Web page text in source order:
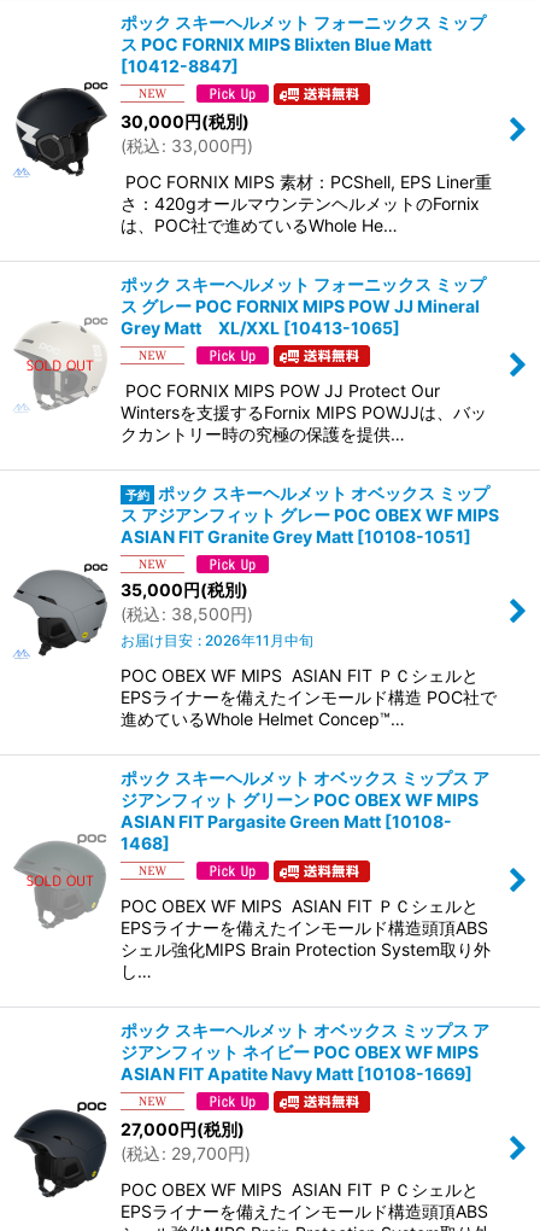
ポック スキーヘルメット フォーニックス ミップ
ス POC FORNIX MIPS Blixten Blue Matt
[10412-8847]
30,000円(税別)
(税込: 33,000円)
POC FORNIX MIPS 素材：PCShell, EPS Liner重
さ：420gオールマウンテンヘルメットのFornix
は、POC社で進めているWhole He…
ポック スキーヘルメット フォーニックス ミップ
ス グレー POC FORNIX MIPS POW JJ Mineral
Grey Matt XL/XXL [10413-1065]
POC FORNIX MIPS POW JJ Protect Our
Wintersを支援するFornix MIPS POWJJは、バッ
クカントリー時の究極の保護を提供…
ポック スキーヘルメット オベックス ミップ
ス アジアンフィット グレー POC OBEX WF MIPS
ASIAN FIT Granite Grey Matt [10108-1051]
35,000円(税別)
(税込: 38,500円)
お届け目安 : 2026年11月中旬
POC OBEX WF MIPS ASIAN FIT ＰＣシェルと
EPSライナーを備えたインモールド構造 POC社で
進めているWhole Helmet Concep™…
ポック スキーヘルメット オベックス ミップス ア
ジアンフィット グリーン POC OBEX WF MIPS
ASIAN FIT Pargasite Green Matt [10108-
1468]
POC OBEX WF MIPS ASIAN FIT ＰＣシェルと
EPSライナーを備えたインモールド構造頭頂ABS
シェル強化MIPS Brain Protection System取り外
し…
ポック スキーヘルメット オベックス ミップス ア
ジアンフィット ネイビー POC OBEX WF MIPS
ASIAN FIT Apatite Navy Matt [10108-1669]
27,000円(税別)
(税込: 29,700円)
POC OBEX WF MIPS ASIAN FIT ＰＣシェルと
EPSライナーを備えたインモールド構造頭頂ABS